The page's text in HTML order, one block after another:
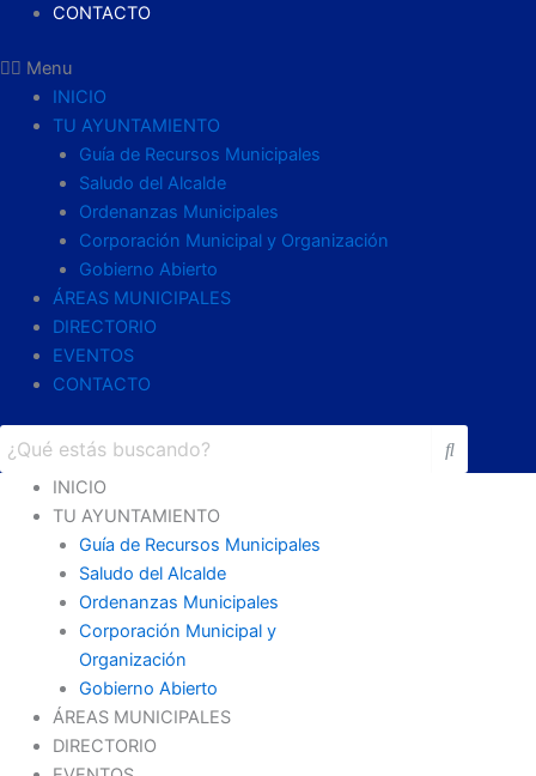
CONTACTO
Menu
INICIO
TU AYUNTAMIENTO
Guía de Recursos Municipales
Saludo del Alcalde
Ordenanzas Municipales
Corporación Municipal y Organización
Gobierno Abierto
ÁREAS MUNICIPALES
DIRECTORIO
EVENTOS
CONTACTO
INICIO
TU AYUNTAMIENTO
Guía de Recursos Municipales
Saludo del Alcalde
Ordenanzas Municipales
Corporación Municipal y
Organización
Gobierno Abierto
ÁREAS MUNICIPALES
DIRECTORIO